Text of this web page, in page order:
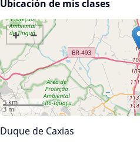
Ubicación de mis clases
+ −
5 km
3 mi
Duque de Caxias